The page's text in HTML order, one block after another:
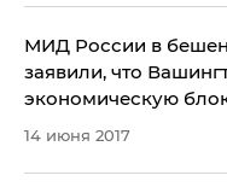
МИД России в
заявили, что
экономическую
14 июня 2017